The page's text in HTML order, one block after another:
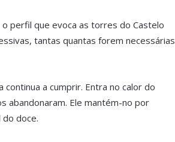
perfil que evoca as torres do Castelo
tantas quantas forem necessárias
continua a cumprir. Entra no calor do
abandonaram. Ele mantém-no por
do doce.